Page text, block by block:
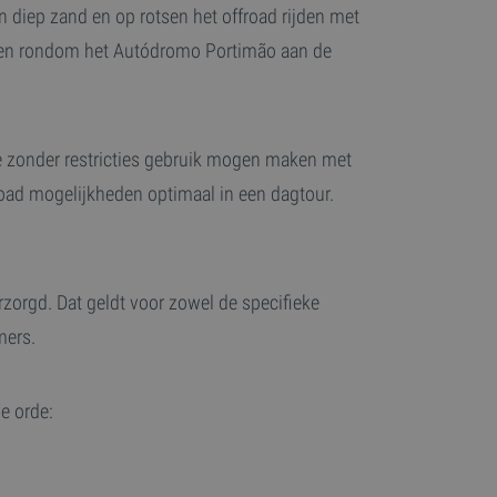
diep zand en op rotsen het offroad rijden met
rondom het Autódromo Portimão aan de
restricties gebruik mogen maken met
mogelijkheden optimaal in een dagtour.
Dat geldt voor zowel de specifieke
orde:
te
om
de
en wordt
rate).
weergaven van